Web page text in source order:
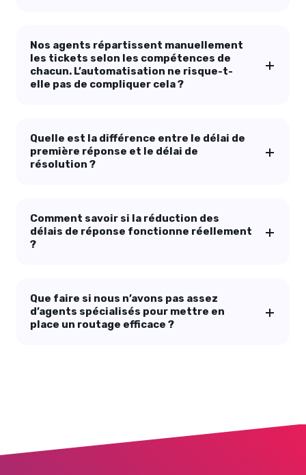
Nos agents répartissent manuellement
les tickets selon les compétences de
chacun. L’automatisation ne risque-t-
elle pas de compliquer cela ?
Quelle est la différence entre le délai de
première réponse et le délai de
résolution ?
Comment savoir si la réduction des
délais de réponse fonctionne réellement
?
Que faire si nous n’avons pas assez
d’agents spécialisés pour mettre en
place un routage efficace ?